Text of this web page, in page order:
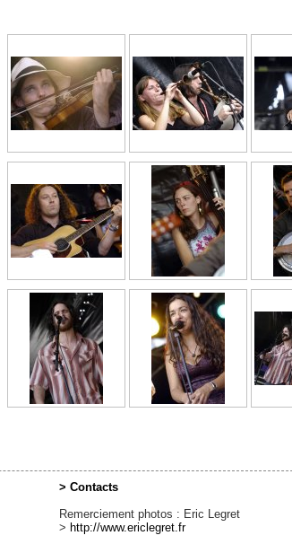
> Contacts
Remerciement photos : Eric Legret
> http://www.ericlegret.fr